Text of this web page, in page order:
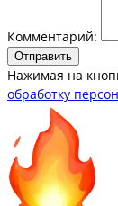
Комментарий:
Отправить
Нажимая на
обработку